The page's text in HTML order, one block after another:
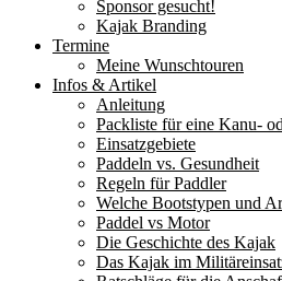
Sponsor gesucht!
Kajak Branding
Termine
Meine Wunschtouren
Infos & Artikel
Anleitung
Packliste für eine Kanu-
Einsatzgebiete
Paddeln vs. Gesundheit
Regeln für Paddler
Welche Bootstypen und
Paddel vs Motor
Die Geschichte des Kajak
Das Kajak im